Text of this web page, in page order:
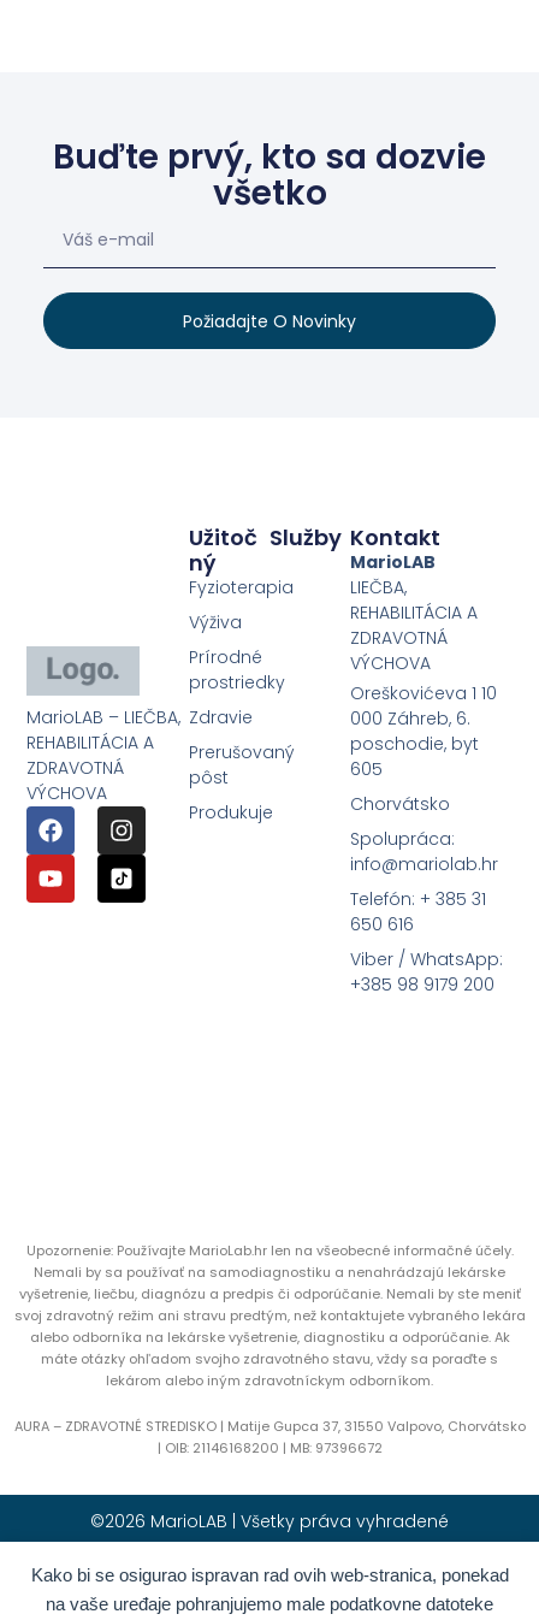
Kako bi se osigurao ispravan rad ovih web-stranica, ponekad
na vaše uređaje pohranjujemo male podatkovne datoteke
Buďte prvý, kto sa dozvie
všetko
Požiadajte O Novinky
MarioLAB – LIEČBA,
REHABILITÁCIA A
ZDRAVOTNÁ
VÝCHOVA
Služby
Užitoč
Ný
Fyzioterapia
Výživa
Prírodné
prostriedky
Zdravie
Prerušovaný
pôst
Produkuje
Kontakt
MarioLAB
LIEČBA,
REHABILITÁCIA A
ZDRAVOTNÁ
VÝCHOVA
Oreškovićeva 1 10
000 Záhreb, 6.
poschodie, byt
605
Chorvátsko
Spolupráca:
info@mariolab.hr
Telefón: + 385 31
650 616
Viber / WhatsApp:
+385 98 9179 200
Upozornenie: Používajte MarioLab.hr len na všeobecné informačné účely.
Nemali by sa používať na samodiagnostiku a nenahrádzajú lekárske
vyšetrenie, liečbu, diagnózu a predpis či odporúčanie. Nemali by ste meniť
svoj zdravotný režim ani stravu predtým, než kontaktujete vybraného lekára
alebo odborníka na lekárske vyšetrenie, diagnostiku a odporúčanie. Ak
máte otázky ohľadom svojho zdravotného stavu, vždy sa poraďte s
lekárom alebo iným zdravotníckym odborníkom.
AURA – ZDRAVOTNÉ STREDISKO | Matije Gupca 37, 31550 Valpovo, Chorvátsko
| OIB: 21146168200 | MB: 97396672
©2026 MarioLAB | Všetky práva vyhradené
Hrvatski(Chorvátština) English(Angličtina)
Deutsch (Nemčina) Polski(Polština)